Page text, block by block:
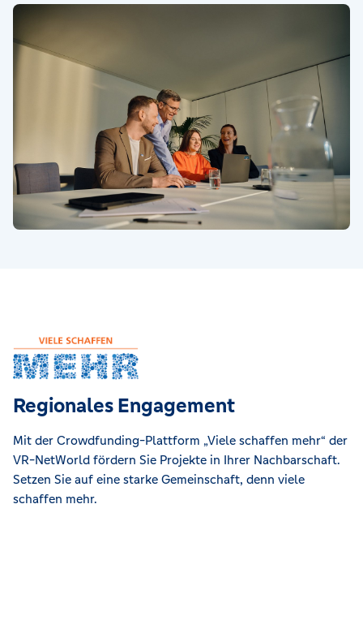
Regionales Engagement
Mit der Crowdfunding-Plattform „Viele schaffen mehr“ der
VR-NetWorld fördern Sie Projekte in Ihrer Nachbarschaft.
Setzen Sie auf eine starke Gemeinschaft, denn viele
schaffen mehr.